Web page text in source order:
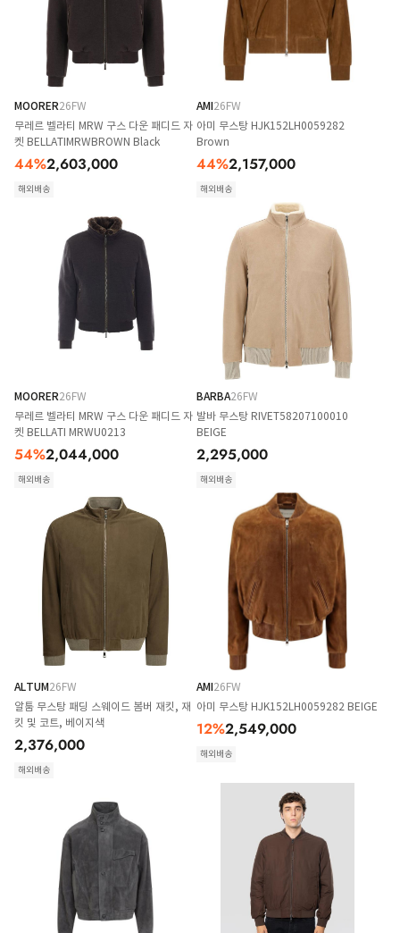
MOORER26FW
무레르 벨라티 MRW 구스 다운 패디드 자
켓 BELLATIMRWBROWN Black
44%2,603,000
해외배송
AMI26FW
아미 무스탕 HJK152LH0059282
Brown
44%2,157,000
해외배송
MOORER26FW
무레르 벨라티 MRW 구스 다운 패디드 자
켓 BELLATI MRWU0213
54%2,044,000
해외배송
BARBA26FW
발바 무스탕 RIVET58207100010
BEIGE
2,295,000
해외배송
ALTUM26FW
알툼 무스탕 패딩 스웨이드 봄버 재킷, 재
킷 및 코트, 베이지색
2,376,000
해외배송
AMI26FW
아미 무스탕 HJK152LH0059282 BEIGE
12%2,549,000
해외배송